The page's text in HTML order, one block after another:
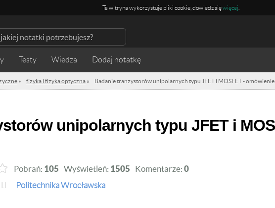
Ta witryna wykorzystuje pliki cookie, dowiedz sięwięcej
Testy Wiedza
» fizyka i fizyka optyczna » Badanie tranzystorów unipolarnych typu JFET i MOSFET - omówienie
Pobrań: 105 Wyświetleń: 1505 Komentarze: 0
Politechnika Wrocławska